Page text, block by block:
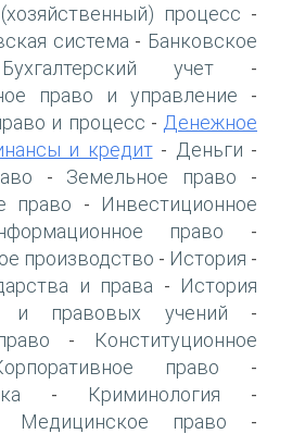
процесс -
система - Банковское
Бухгалтерский учет-
право и управление -
и процесс - Денежное
и кредит- Деньги -
- Земельное право -
право -
Инвестиционное
право -
производство - История -
и права -
История
и правовых учений -
-
Конституционное
право -
- Криминология -
Медицинское право -